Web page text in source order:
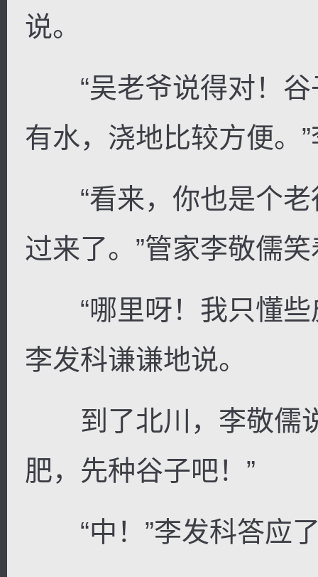
说。
“吴老爷说得对！谷
有水，浇地比较方便。
“看来，你也是个老
过来了。”管家李敬儒
“哪里呀！我只懂些
李发科谦谦地说。
到了北川，李敬儒说
肥，先种谷子吧！”
“中！”李发科答应